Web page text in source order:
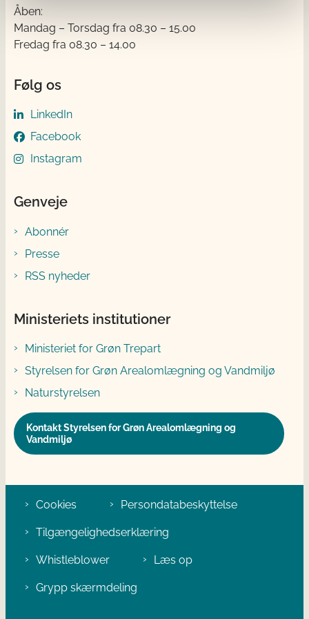
Åben:
Mandag – Torsdag fra 08.30 – 15.00
Fredag fra 08.30 – 14.00
Følg os
LinkedIn
Facebook
Instagram
Genveje
Abonnér
Presse
RSS nyheder
Ministeriets institutioner
Ministeriet for Grøn Trepart
Styrelsen for Grøn Arealomlægning og Vandmiljø
Naturstyrelsen
Kontakt Styrelsen for Grøn Arealomlægning og
Vandmiljø
Cookies Persondatabeskyttelse
Tilgængelighedserklæring
Whistleblower Læs op
Grypp skærmdeling